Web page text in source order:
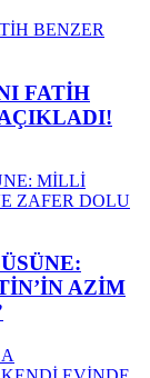
FATİH
AZİM